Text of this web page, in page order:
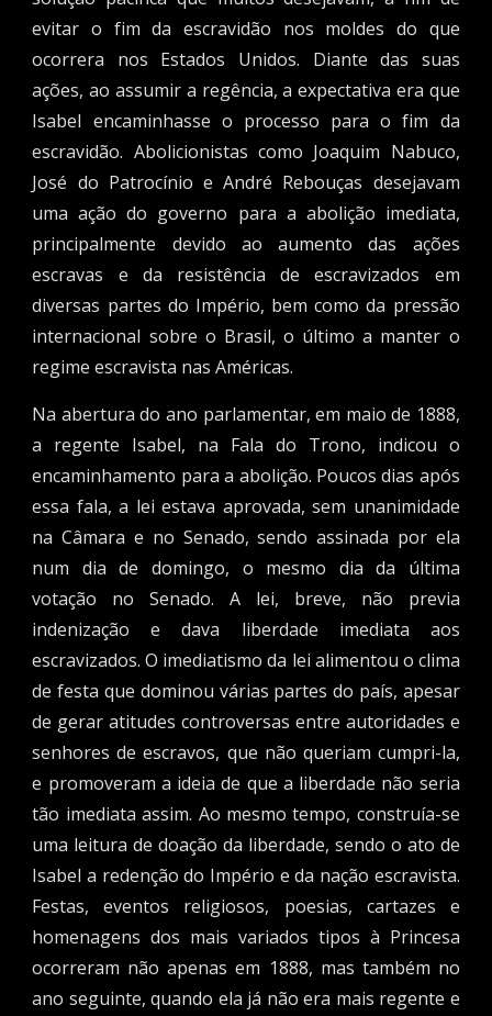
evitar o fim da escravidão nos moldes do que
ocorrera nos Estados Unidos. Diante das suas
ações, ao assumir a regência, a expectativa era que
Isabel encaminhasse o processo para o fim da
escravidão. Abolicionistas como Joaquim Nabuco,
José do Patrocínio e André Rebouças desejavam
uma ação do governo para a abolição imediata,
principalmente devido ao aumento das ações
escravas e da resistência de escravizados em
diversas partes do Império, bem como da pressão
internacional sobre o Brasil, o último a manter o
regime escravista nas Américas.
Na abertura do ano parlamentar, em maio de 1888,
a regente Isabel, na Fala do Trono, indicou o
encaminhamento para a abolição. Poucos dias após
essa fala, a lei estava aprovada, sem unanimidade
na Câmara e no Senado, sendo assinada por ela
num dia de domingo, o mesmo dia da última
votação no Senado. A lei, breve, não previa
indenização e dava liberdade imediata aos
escravizados. O imediatismo da lei alimentou o clima
de festa que dominou várias partes do país, apesar
de gerar atitudes controversas entre autoridades e
senhores de escravos, que não queriam cumpri-la,
e promoveram a ideia de que a liberdade não seria
tão imediata assim. Ao mesmo tempo, construía-se
uma leitura de doação da liberdade, sendo o ato de
Isabel a redenção do Império e da nação escravista.
Festas, eventos religiosos, poesias, cartazes e
homenagens dos mais variados tipos à Princesa
ocorreram não apenas em 1888, mas também no
ano seguinte, quando ela já não era mais regente e